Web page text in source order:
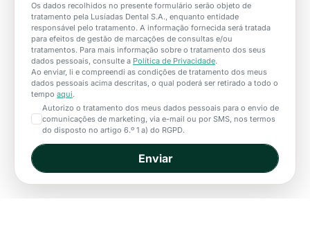
Os dados recolhidos no presente formulário serão objeto de
tratamento pela Lusíadas Dental S.A., enquanto entidade
responsável pelo tratamento. A informação fornecida será tratada
para efeitos de gestão de marcações de consultas e/ou
tratamentos. Para mais informação sobre o tratamento dos seus
dados pessoais, consulte a Política de Privacidade.
Ao enviar, li e compreendi as condições de tratamento dos meus
dados pessoais acima descritas, o qual poderá ser retirado a todo o
tempo aqui.
Autorizo o tratamento dos meus dados pessoais para o envio de
comunicações de marketing, via e-mail ou por SMS, nos termos
do disposto no artigo 6.º 1 a) do RGPD.